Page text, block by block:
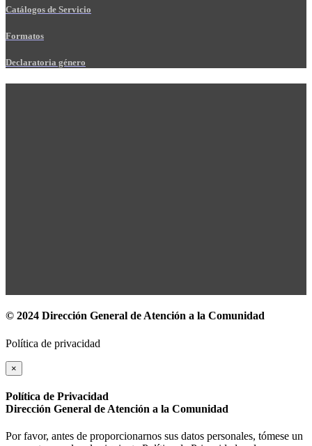
Catálogos de Servicio
Formatos
Declaratoria género
© 2024 Dirección General de Atención a la Comunidad
Política de privacidad
×
Política de Privacidad
Dirección General de Atención a la Comunidad
Por favor, antes de proporcionarnos sus datos personales, tómese un